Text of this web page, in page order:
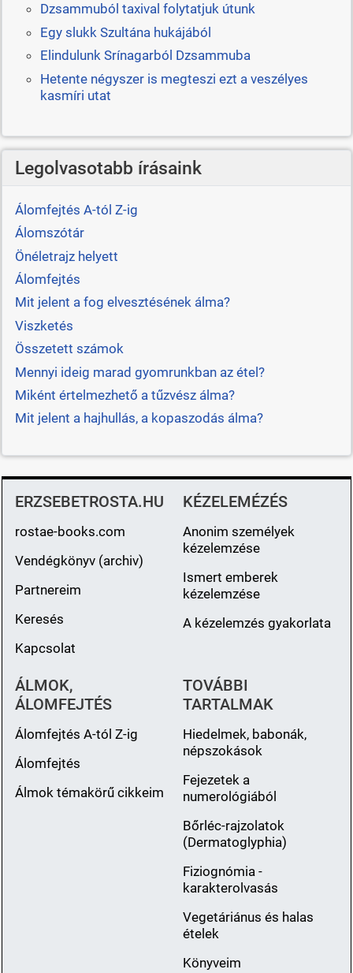
Dzsammuból taxival folytatjuk útunk
Egy slukk Szultána hukájából
Elindulunk Srínagarból Dzsammuba
Hetente négyszer is megteszi ezt a veszélyes
kasmíri utat
Legolvasotabb írásaink
Álomfejtés A-tól Z-ig
Álomszótár
Önéletrajz helyett
Álomfejtés
Mit jelent a fog elvesztésének álma?
Viszketés
Összetett számok
Mennyi ideig marad gyomrunkban az étel?
Miként értelmezhető a tűzvész álma?
Mit jelent a hajhullás, a kopaszodás álma?
ERZSEBETROSTA.HU
rostae-books.com
Vendégkönyv (archiv)
Partnereim
Keresés
Kapcsolat
KÉZELEMÉZÉS
Anonim személyek
kézelemzése
Ismert emberek
kézelemzése
A kézelemzés gyakorlata
ÁLMOK,
ÁLOMFEJTÉS
Álomfejtés A-tól Z-ig
Álomfejtés
Álmok témakörű cikkeim
TOVÁBBI
TARTALMAK
Hiedelmek, babonák,
népszokások
Fejezetek a
numerológiából
Bőrléc-rajzolatok
(Dermatoglyphia)
Fiziognómia -
karakterolvasás
Vegetáriánus és halas
ételek
Könyveim